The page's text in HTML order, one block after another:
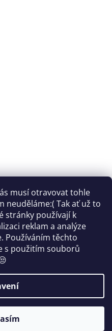
musí otravovat tohle
neuděláme:( Tak ať už to
stránky používají k
reklam a analýze
Používáním těchto
s použitím souborů
. Všechna práva vyhrazena.
cookies